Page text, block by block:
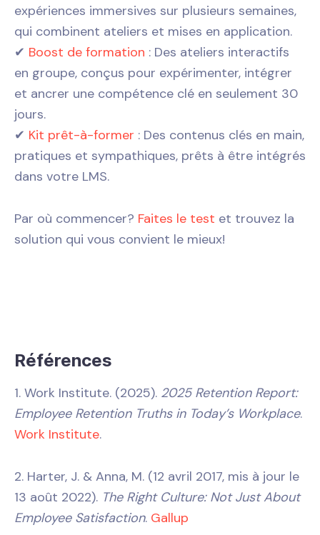
expériences immersives sur plusieurs semaines,
qui combinent ateliers et mises en application.
✔ Boost de formation : Des ateliers interactifs
en groupe, conçus pour expérimenter, intégrer
et ancrer une compétence clé en seulement 30
jours.
✔ Kit prêt-à-former : Des contenus clés en main,
pratiques et sympathiques, prêts à être intégrés
dans votre LMS.
Par où commencer? Faites le test et trouvez la
solution qui vous convient le mieux!
Références
1. Work Institute. (2025). 2025 Retention Report:
Employee Retention Truths in Today’s Workplace.
Work Institute.
2. Harter, J. & Anna, M. (12 avril 2017, mis à jour le
13 août 2022). The Right Culture: Not Just About
Employee Satisfaction. Gallup